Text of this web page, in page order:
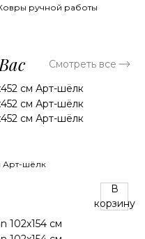
ручной работы
Смотреть все
Арт-шёлк
В
корзину